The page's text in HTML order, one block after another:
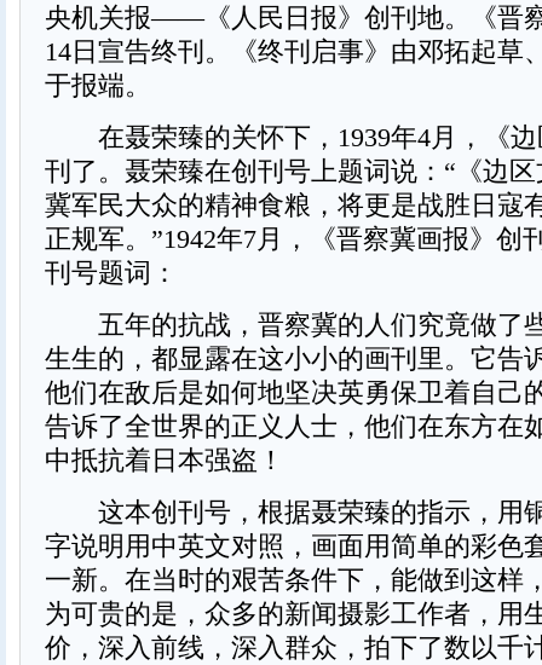
央机关报——《人民日报》创刊地。《晋
14日宣告终刊。《终刊启事》由邓拓起草
于报端。
在聂荣臻的关怀下，1939年4月，《边
刊了。聂荣臻在创刊号上题词说：“《边
冀军民大众的精神食粮，将更是战胜日寇
正规军。”1942年7月，《晋察冀画报》创
刊号题词：
五年的抗战，晋察冀的人们究竟做了
生生的，都显露在这小小的画刊里。它告
他们在敌后是如何地坚决英勇保卫着自己
告诉了全世界的正义人士，他们在东方在
中抵抗着日本强盗！
这本创刊号，根据聂荣臻的指示，用
字说明用中英文对照，画面用简单的彩色
一新。在当时的艰苦条件下，能做到这样
为可贵的是，众多的新闻摄影工作者，用
价，深入前线，深入群众，拍下了数以千